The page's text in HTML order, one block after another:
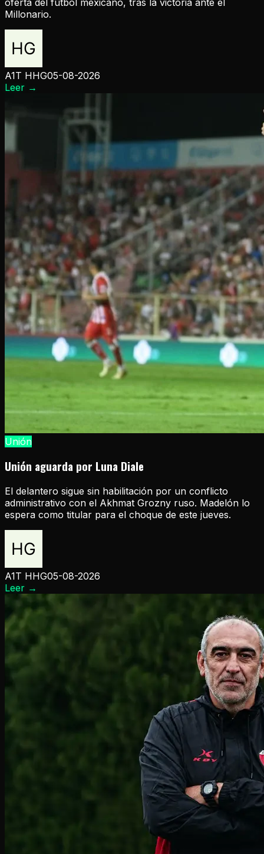
Millonario.
A1T HHG05-08-2026
Leer →
Unión
Unión aguarda por Luna Diale
El delantero sigue sin habilitación por un conflicto
administrativo con el Akhmat Grozny ruso. Madelón lo
espera como titular para el choque de este jueves.
A1T HHG05-08-2026
Leer →